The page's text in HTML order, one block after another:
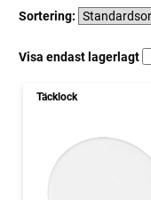
Sortering:
Visa endast lagerlagt
Täcklock